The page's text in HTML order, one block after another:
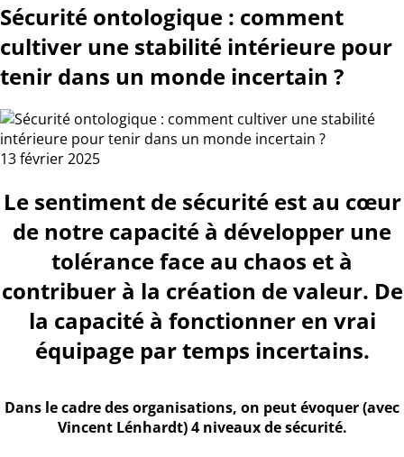
Sécurité ontologique : comment
cultiver une stabilité intérieure pour
tenir dans un monde incertain ?
13 février 2025
Le sentiment de sécurité est au cœur
de notre capacité à développer une
tolérance face au chaos et à
contribuer à la création de valeur. De
la capacité à fonctionner en vrai
équipage par temps incertains.
Dans le cadre des organisations, on peut évoquer (avec
Vincent Lénhardt) 4 niveaux de sécurité.